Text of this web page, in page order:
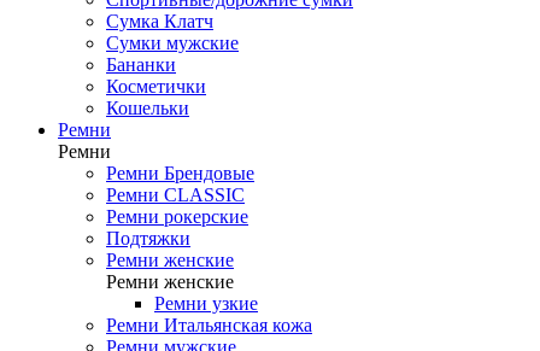
Сумка Клатч
Сумки мужские
Бананки
Косметички
Кошельки
Ремни
Ремни
Ремни Брендовые
Ремни CLASSIC
Ремни рокерские
Подтяжки
Ремни женские
Ремни женские
Ремни узкие
Ремни Итальянская кожа
Ремни мужские